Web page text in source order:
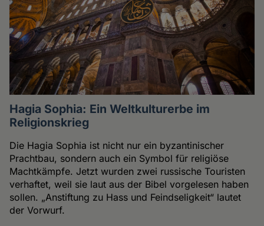
Hagia Sophia: Ein Weltkulturerbe im
Religionskrieg
Die Hagia Sophia ist nicht nur ein byzantinischer
Prachtbau, sondern auch ein Symbol für religiöse
Machtkämpfe. Jetzt wurden zwei russische Touristen
verhaftet, weil sie laut aus der Bibel vorgelesen haben
sollen. „Anstiftung zu Hass und Feindseligkeit“ lautet
der Vorwurf.